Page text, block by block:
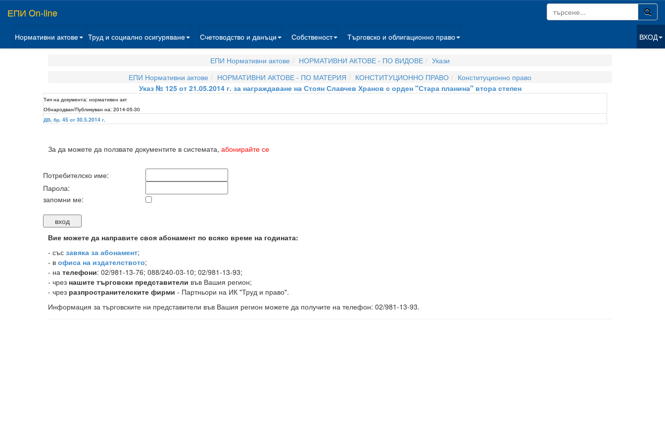
ЕПИ On-line
Нормативни актове Труд и социално осигуряване Счетоводство и данъци Собственост Търговско и облигационно право ВХОД
ЕПИ Нормативни актове НОРМАТИВНИ АКТОВЕ - ПО ВИДОВЕ
Укази
ЕПИ Нормативни актове
НОРМАТИВНИ АКТОВЕ - ПО МАТЕРИЯ КОНСТИТУЦИОННО ПРАВО
Конституционно право
Указ № 125 от 21.05.2014 г. за награждаване на Стоян Славчев Хранов с орден "Стара планина" втора степен
Тип на документа: нормативен акт
Обнародван/Публикуван на: 2014-05-30
ДВ, бр. 45 от 30.5.2014 г.
За да можете да ползвате документите в системата, абонирайте се
Потребителско име:
Парола:
запомни ме:
Вие можете да направите своя абонамент по всяко време на годината:
- със завяка за абонамент;
- в офиса на издателството;
- на телефони: 02/981-13-76; 088/240-03-10; 02/981-13-93;
- чрез нашите търговски представители във Вашия регион;
- чрез разпространителските фирми - Партньори на ИК "Труд и право".
Информация за търговските ни представители във Вашия регион можете да получите на телефон: 02/981-13-93.